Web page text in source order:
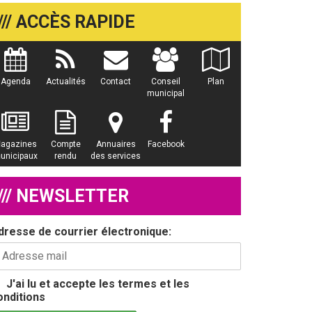
ACCÈS RAPIDE
Agenda Actualités Contact
Conseil
municipal
Plan
Compte
rendu
Annuaires
des services
Facebook
NEWSLETTER
de courrier électronique:
J'ai lu et accepte les termes et les